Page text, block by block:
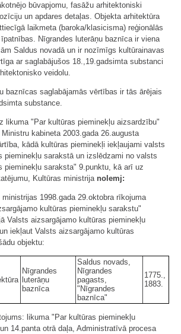
būvapjomu, fasāžu arhitektoniski
un apdares detaļas. Objekta arhitektūra
laikmeta (baroka/klasicisma) reģionālās
Nīgrandes luterāņu baznīca ir viena
Saldus novadā un ir nozīmīgs kultūrainavas
ar saglabājušos 18.,19.gadsimta substanci
veidolu.
baznīcas saglabājamās vērtības ir tās ārējais
substance.
likuma "Par kultūras pieminekļu aizsardzību"
kabineta 2003.gada 26.augusta
kādā kultūras pieminekļi iekļaujami valsts
pieminekļu sarakstā un izslēdzami no valsts
pieminekļu saraksta" 9.punktu, kā arī uz
Kultūras ministrija nolemj:
1998.gada 29.oktobra rīkojuma
kultūras pieminekļu sarakstu"
Valsts aizsargājamo kultūras pieminekļu
iekļaut Valsts aizsargājamo kultūras
objektu:
Nīgrandes
luterāņu
baznīca
Saldus novads,
Nīgrandes
pagasts,
"Nīgrandes
baznīca"
1775.,
1883.
likuma "Par kultūras pieminekļu
14.panta otrā daļa, Administratīvā procesa